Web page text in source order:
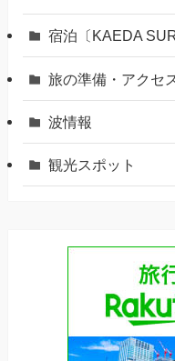
宿泊〔KAEDA
旅の準備・アクセ
波情報
観光スポット